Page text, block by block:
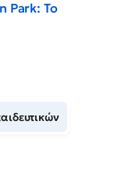
Park: Το